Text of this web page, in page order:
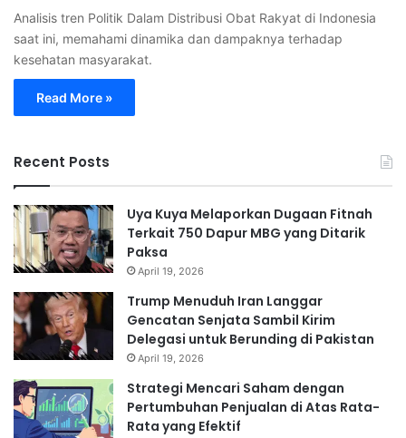
Analisis tren Politik Dalam Distribusi Obat Rakyat di Indonesia
saat ini, memahami dinamika dan dampaknya terhadap
kesehatan masyarakat.
Read More »
Recent Posts
Uya Kuya Melaporkan Dugaan Fitnah
Terkait 750 Dapur MBG yang Ditarik
Paksa
April 19, 2026
Trump Menuduh Iran Langgar
Gencatan Senjata Sambil Kirim
Delegasi untuk Berunding di Pakistan
April 19, 2026
Strategi Mencari Saham dengan
Pertumbuhan Penjualan di Atas Rata-
Rata yang Efektif